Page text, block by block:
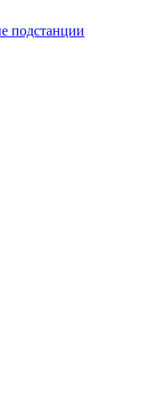
подстанции